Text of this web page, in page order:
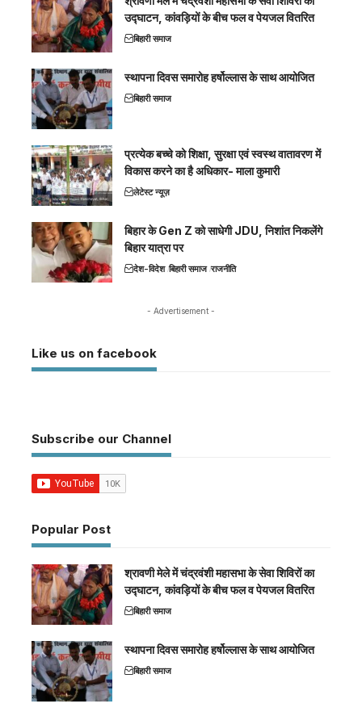
उद्घाटन, कांवड़ियों के बीच फल व पेयजल वितरित
बिहारी समाज
स्थापना दिवस समारोह हर्षोल्लास के साथ आयोजित
बिहारी समाज
प्रत्येक बच्चे को शिक्षा, सुरक्षा एवं स्वस्थ वातावरण में
विकास करने का है अधिकार- माला कुमारी
लेटेस्ट न्यूज़
बिहार के Gen Z को साधेगी JDU, निशांत निकलेंगे
बिहार यात्रा पर
देश-विदेश बिहारी समाज राजनीति
- Advertisement -
Like us on facebook
Subscribe our Channel
Popular Post
श्रावणी मेले में चंद्रवंशी महासभा के सेवा शिविरों का
उद्घाटन, कांवड़ियों के बीच फल व पेयजल वितरित
बिहारी समाज
स्थापना दिवस समारोह हर्षोल्लास के साथ आयोजित
बिहारी समाज